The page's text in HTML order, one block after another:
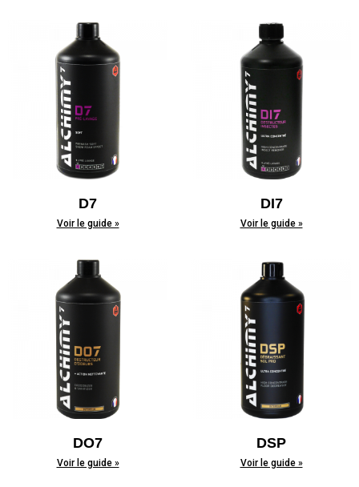
D7
Voir le guide »
DI7
Voir le guide »
DO7
Voir le guide »
DSP
Voir le guide »